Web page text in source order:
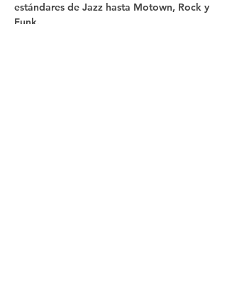
estándares de Jazz hasta Motown, Rock y
Funk.